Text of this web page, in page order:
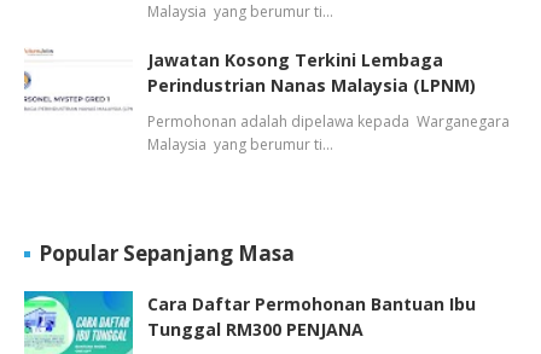
Malaysia yang berumur ti…
Jawatan Kosong Terkini Lembaga
Perindustrian Nanas Malaysia (LPNM)
Permohonan adalah dipelawa kepada Warganegara
Malaysia yang berumur ti…
Popular Sepanjang Masa
Cara Daftar Permohonan Bantuan Ibu
Tunggal RM300 PENJANA